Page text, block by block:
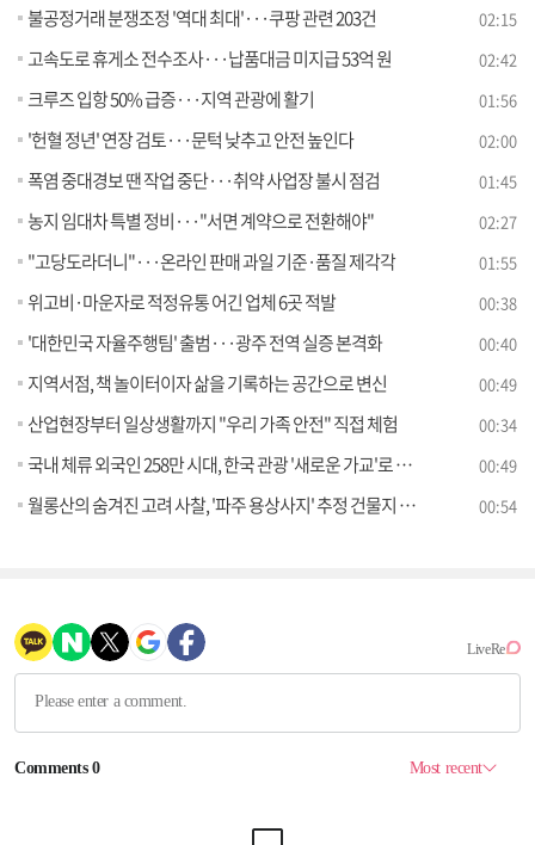
불공정거래 분쟁조정 '역대 최대'···쿠팡 관련 203건 02:15
고속도로 휴게소 전수조사···납품대금 미지급 53억 원 02:42
크루즈 입항 50% 급증···지역 관광에 활기 01:56
'헌혈 정년' 연장 검토···문턱 낮추고 안전 높인다 02:00
폭염 중대경보 땐 작업 중단···취약 사업장 불시 점검 01:45
농지 임대차 특별 정비···"서면 계약으로 전환해야" 02:27
"고당도라더니"···온라인 판매 과일 기준·품질 제각각 01:55
위고비·마운자로 적정유통 어긴 업체 6곳 적발 00:38
'대한민국 자율주행팀' 출범···광주 전역 실증 본격화 00:40
지역서점, 책 놀이터이자 삶을 기록하는 공간으로 변신 00:49
산업현장부터 일상생활까지 "우리 가족 안전" 직접 체험 00:34
국내 체류 외국인 258만 시대, 한국 관광 '새로운 가교'로 주목 00:49
월롱산의 숨겨진 고려 사찰, '파주 용상사지' 추정 건물지 발굴성과 공개 00:54